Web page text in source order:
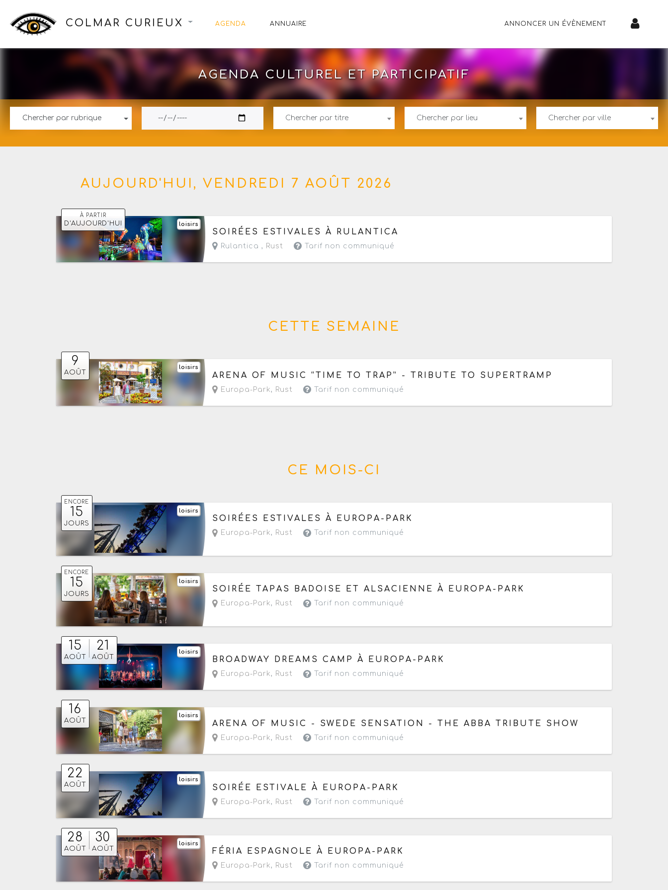
COLMAR CURIEUX AGENDA ANNUAIRE ANNONCER UN ÉVÈNEMENT
AGENDA CULTUREL ET PARTICIPATIF
Chercher par rubrique Chercher par titre Chercher par lieu Chercher par ville
AUJOURD'HUI,VENDREDI 7 AOÛT 2026
À PARTIR
D'AUJOURD'HUI loisirs
Du vendredi 7 au samedi 15 août 2026 - Commence aujourd'hui de 09h30 à 23h59
SOIRÉES ESTIVALES À RULANTICA
Rulantica , Rust Tarif non communiqué
CETTE SEMAINE
9
AOÛT
loisirs
Le dimanche 9 août 2026 de 09h à 22h
ARENA OF MUSIC “TIME TO TRAP” - TRIBUTE TO SUPERTRAMP
Europa-Park, Rust Tarif non communiqué
CE MOIS-CI
ENCORE
15
JOURS
loisirs
Du samedi 18 juillet au samedi 22 août 2026 de 09h à 23h59
SOIRÉES ESTIVALES À EUROPA-PARK
Europa-Park, Rust Tarif non communiqué
ENCORE
15
JOURS
loisirs
Du vendredi 24 juillet au samedi 22 août 2026 de 19h à 22h
SOIRÉE TAPAS BADOISE ET ALSACIENNE À EUROPA-PARK
Europa-Park, Rust Tarif non communiqué
15
AOÛT
21
AOÛT
loisirs
Du samedi 15 au vendredi 21 août 2026 à partir de 12h
BROADWAY DREAMS CAMP À EUROPA-PARK
Europa-Park, Rust Tarif non communiqué
16
AOÛT
loisirs
Le dimanche 16 août 2026 de 09h à 22h
ARENA OF MUSIC - SWEDE SENSATION - THE ABBA TRIBUTE SHOW
Europa-Park, Rust Tarif non communiqué
22
AOÛT
loisirs
Le samedi 22 août 2026 de 09h à 23h59
SOIRÉE ESTIVALE À EUROPA-PARK
Europa-Park, Rust Tarif non communiqué
28
AOÛT
30
AOÛT
loisirs
Du vendredi 28 au dimanche 30 août 2026 de 09h à 23h59
FÉRIA ESPAGNOLE À EUROPA-PARK
Europa-Park, Rust Tarif non communiqué